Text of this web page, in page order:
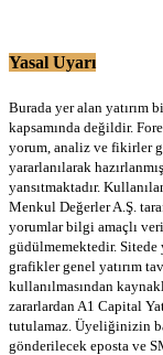
Yasal Uyarı
Burada yer alan yatırım
kapsamında değildir.
yorum, analiz ve fikirler
yararlanılarak
yansıtmaktadır.
Menkul Değerler A.Ş.
yorumlar bilgi amaçlı
güdülmemektedir.
grafikler genel yatırım
kullanılmasından
zararlardan A1 Capital
tutulamaz. Üyeliğinizin
gönderilecek eposta ve